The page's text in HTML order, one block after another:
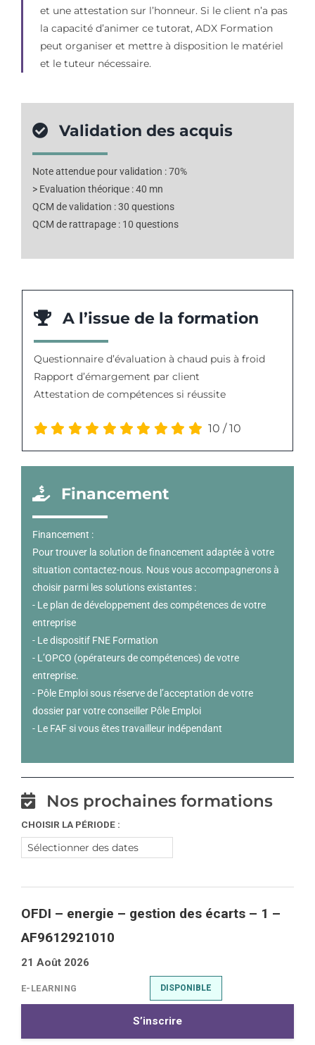
et une attestation sur l’honneur. Si le client n’a pas
la capacité d’animer ce tutorat, ADX Formation
peut organiser et mettre à disposition le matériel
et le tuteur nécessaire.
Validation des acquis
Note attendue pour validation : 70%
> Evaluation théorique : 40 mn
QCM de validation : 30 questions
QCM de rattrapage : 10 questions
A l’issue de la formation
Questionnaire d’évaluation à chaud puis à froid
Rapport d’émargement par client
Attestation de compétences si réussite
10 /10
Financement
Financement :
Pour trouver la solution de financement adaptée à votre
situation contactez-nous. Nous vous accompagnerons à
choisir parmi les solutions existantes :
- Le plan de développement des compétences de votre
entreprise
- Le dispositif FNE Formation
- L’OPCO (opérateurs de compétences) de votre
entreprise.
- Pôle Emploi sous réserve de l’acceptation de votre
dossier par votre conseiller Pôle Emploi
- Le FAF si vous êtes travailleur indépendant
Nos prochaines formations
CHOISIR LA PÉRIODE :
OFDI – energie – gestion des écarts – 1 –
AF9612921010
21 Août 2026
E-LEARNING DISPONIBLE
S’inscrire